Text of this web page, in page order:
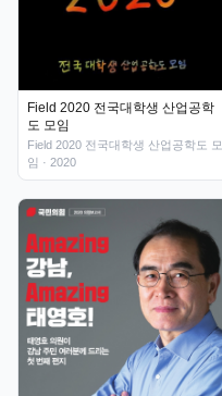
Field 2020 전국대학생 산업공학
도 모임
Field 2020 전국대학생 산업공학도 모
임 · 2020